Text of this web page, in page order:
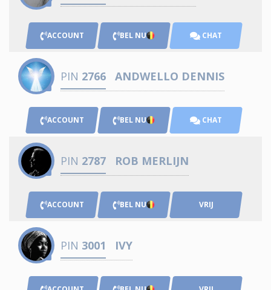
ACCOUNT BEL NU CHAT
PIN 2766 ANDWELLO DENNIS
ACCOUNT BEL NU CHAT
PIN 2787 ROB MERLIJN
ACCOUNT BEL NU VRIJ
PIN 3001 IVY